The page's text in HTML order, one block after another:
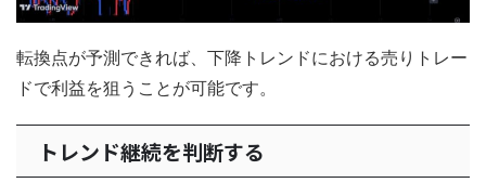
転換点が予測できれば、下降トレンドにおける売りトレー
ドで利益を狙うことが可能です。
トレンド継続を判断する